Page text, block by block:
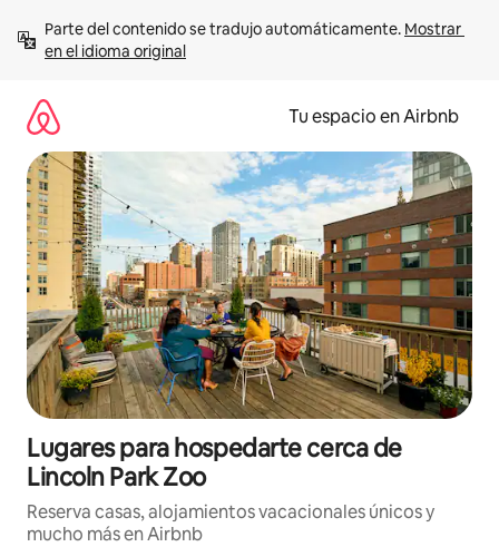
contenido
Parte del contenido se tradujo automáticamente. Mostrar
en el idioma original
Tu espacio en Airbnb
Lugares para hospedarte cerca de
Lincoln Park Zoo
Reserva casas, alojamientos vacacionales únicos y
mucho más en Airbnb